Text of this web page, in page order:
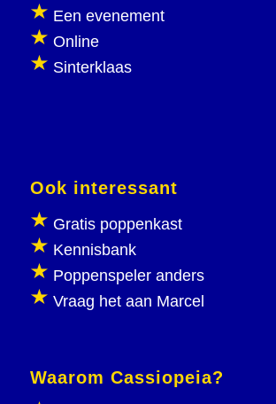
Een evenement
Online
Sinterklaas
Ook interessant
Gratis poppenkast
Kennisbank
Poppenspeler anders
Vraag het aan Marcel
Waarom Cassiopeia?